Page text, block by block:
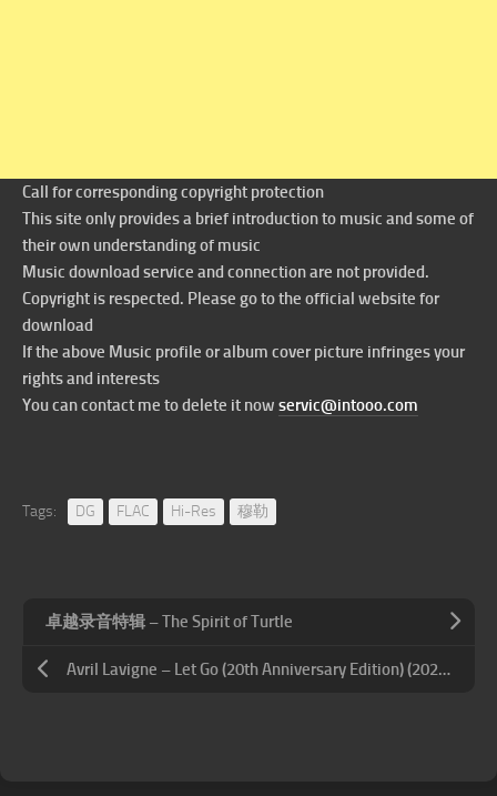
Call for corresponding copyright protection
This site only provides a brief introduction to music and some of
their own understanding of music
Music download service and connection are not provided.
Copyright is respected. Please go to the official website for
download
If the above Music profile or album cover picture infringes your
rights and interests
You can contact me to delete it now servic@intooo.com
Tags: DG FLAC Hi-Res 穆勒
卓越录音特辑 – The Spirit of Turtle
Avril Lavigne – Let Go (20th Anniversary Edition) (2022) Hi-Res